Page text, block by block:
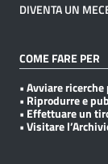
DIVENTA UN
COME FARE PER
• Avviare
• Riprodurre e
• Effettuare un
• Visitare